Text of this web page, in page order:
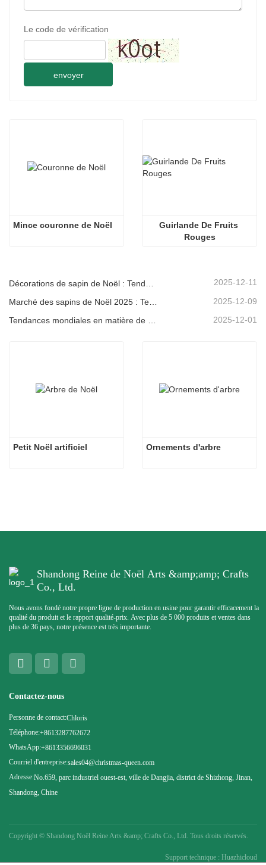
Le code de vérification
envoyer
Mince couronne de Noël
Guirlande De Fruits
Rouges
2025-12-11
2025-12-09
2025-12-01
Petit Noël artificiel Ornements d'arbre
Shandong Reine de Noël Arts &amp;amp; Crafts
Co., Ltd.
Nous avons fondé notre propre ligne de production en usine pour garantir efficacement la
qualité du produit et le rapport qualité-prix. Avec plus de 5 000 produits et ventes dans
plus de 36 pays, notre présence est très importante.
Contactez-nous
Personne de contact:Chloris
Téléphone:+8613287762672
WhatsApp:+8613356696031
Courriel d'entreprise:sales04@christmas-queen.com
Adresse:No.659, parc industriel ouest-est, ville de Dangjia, district de Shizhong, Jinan,
Shandong, Chine
Copyright © Shandong Noël Reine Arts &amp; Crafts Co., Ltd. Tous droits réservés.
Support technique : Huazhicloud